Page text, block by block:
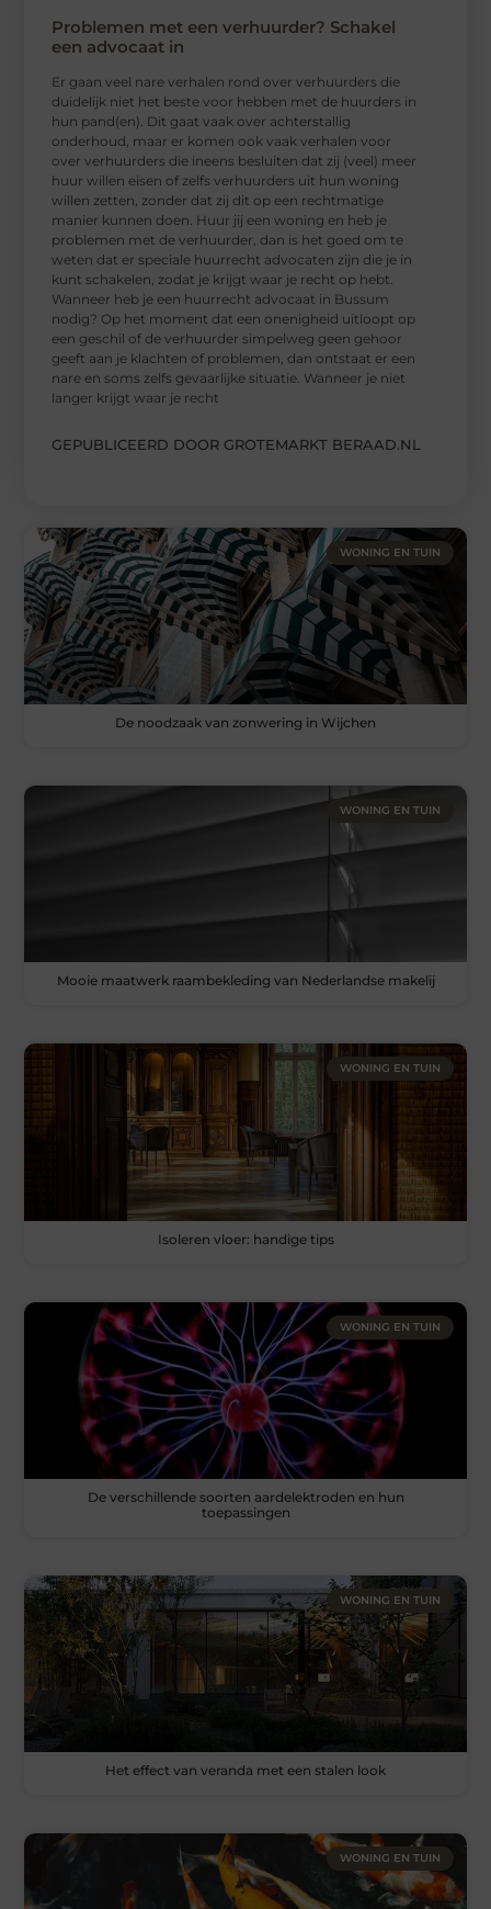
Problemen met een verhuurder? Schakel
een advocaat in
Er gaan veel nare verhalen rond over verhuurders die
duidelijk niet het beste voor hebben met de huurders in
hun pand(en). Dit gaat vaak over achterstallig
onderhoud, maar er komen ook vaak verhalen voor
over verhuurders die ineens besluiten dat zij (veel) meer
huur willen eisen of zelfs verhuurders uit hun woning
willen zetten, zonder dat zij dit op een rechtmatige
manier kunnen doen. Huur jij een woning en heb je
problemen met de verhuurder, dan is het goed om te
weten dat er speciale huurrecht advocaten zijn die je in
kunt schakelen, zodat je krijgt waar je recht op hebt.
Wanneer heb je een huurrecht advocaat in Bussum
nodig? Op het moment dat een onenigheid uitloopt op
een geschil of de verhuurder simpelweg geen gehoor
geeft aan je klachten of problemen, dan ontstaat er een
nare en soms zelfs gevaarlijke situatie. Wanneer je niet
langer krijgt waar je recht
GEPUBLICEERD DOOR GROTEMARKT BERAAD.NL
WONING EN TUIN
De noodzaak van zonwering in Wijchen
WONING EN TUIN
Mooie maatwerk raambekleding van Nederlandse makelij
WONING EN TUIN
Isoleren vloer: handige tips
WONING EN TUIN
De verschillende soorten aardelektroden en hun
toepassingen
WONING EN TUIN
Het effect van veranda met een stalen look
WONING EN TUIN